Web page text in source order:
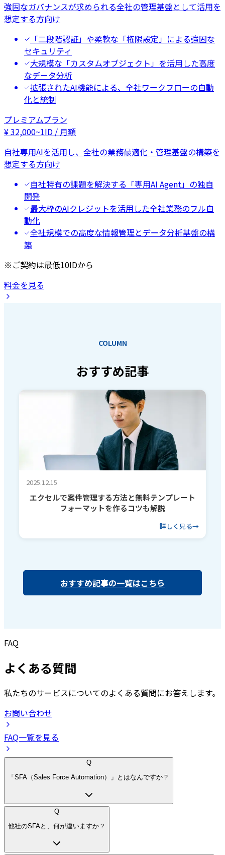
強固なガバナンスが求められる全社の管理基盤として活用を
想定する方向け
「二段階認証」や柔軟な「権限設定」による強固な
セキュリティ
大規模な「カスタムオブジェクト」を活用した高度
なデータ分析
拡張されたAI機能による、全社ワークフローの自動
化と統制
プレミアムプラン
¥32,000~1ID / 月額
自社専用AIを活用し、全社の業務最適化・管理基盤の構築を
想定する方向け
自社特有の課題を解決する「専用AI Agent」の独自
開発
最大枠のAIクレジットを活用した全社業務のフル自
動化
全社規模での高度な情報管理とデータ分析基盤の構
築
※ご契約は最低10IDから
料金を見る
COLUMN
おすすめ記事
2025.12.15
エクセルで案件管理する方法と無料テンプレート
フォーマットを作るコツも解説
詳しく見る
おすすめ記事の一覧はこちら
FAQ
よくある質問
私たちのサービスについてのよくある質問にお答えします。
お問い合わせ
FAQ一覧を見る
Q
「SFA（Sales Force Automation）」とはなんですか？
Q
他社のSFAと、何が違いますか？